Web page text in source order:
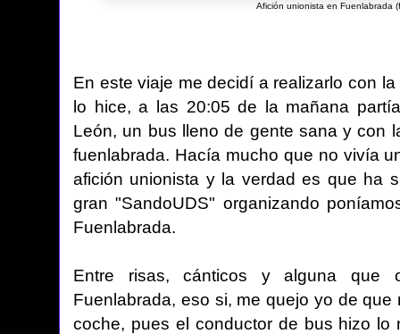
Afición unionista en Fuenlabrada
En este viaje me decidí a realizarlo con
lo hice, a las 20:05 de la mañana
León, un bus lleno de gente sana y con
fuenlabrada. Hacía mucho que no vivía
afición unionista y la verdad es que ha
gran "SandoUDS" organizando
Fuenlabrada.
Entre risas, cánticos y alguna que
Fuenlabrada, eso si, me quejo yo de
coche, pues el conductor de bus hizo lo